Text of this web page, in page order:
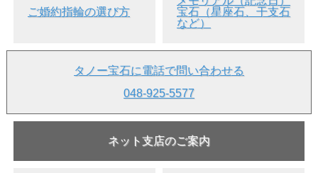
●クラリティは「SI-1」。内包物等は、ルーペで内包物を
確認できますが、肉眼ですとそれほど気にならないです。
●ソーティング付には記載されていませんが「ポリッシュ
(研磨状態)」も「シンメトリー(対称性)」も「グッド (
Good ) 」の評価です。このようなレアなカットのダイヤ
では十分に高品質だと思います。
●ピアス自体とても小さいですので、会社規則などで身だ
しなみや服装などに厳しくても許容範囲になる(笑)のでは
ないかなと思います。
ご婚約指輪の選び方
宝石（星座石、干支石
など）
タノー宝石に電話で問い合わせる
048-925-5577
ネット支店のご案内